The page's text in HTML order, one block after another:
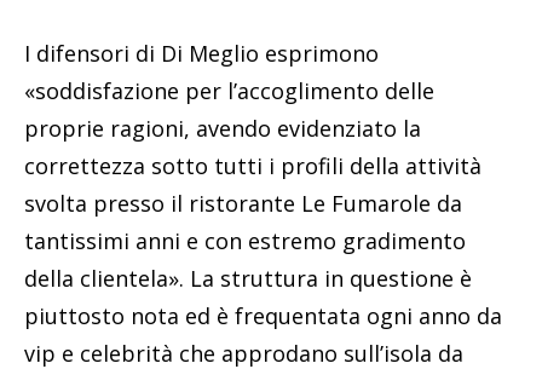
I difensori di Di Meglio esprimono
«soddisfazione per l’accoglimento delle
proprie ragioni, avendo evidenziato la
correttezza sotto tutti i profili della attività
svolta presso il ristorante Le Fumarole da
tantissimi anni e con estremo gradimento
della clientela». La struttura in questione è
piuttosto nota ed è frequentata ogni anno da
vip e celebrità che approdano sull’isola da